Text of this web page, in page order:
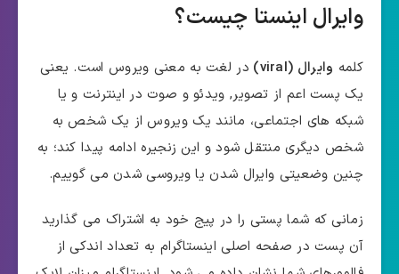
وایرال اینستا چیست؟
کلمه وایرال (viral)
در لغت به معنی ویروس است. یعنی
یک پست اعم از تصویر, ویدئو و صوت در اینترنت و یا
شبکه های اجتماعی، مانند یک ویروس از یک شخص به
شخص دیگری منتقل شود و این زنجیره ادامه پیدا کند؛ به
چنین وضعیتی وایرال شدن یا ویروسی شدن می گوییم.
زمانی که شما پستی را در پیج خود به اشتراک می گذارید
آن پست در صفحه اصلی اینستاگرام به تعداد اندکی از